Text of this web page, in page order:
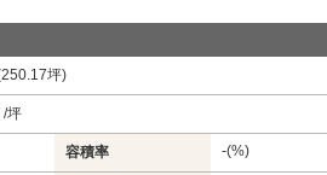
坪)
/坪
容積率 -(%)